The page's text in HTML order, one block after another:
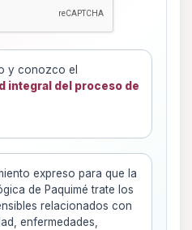
y conozco el
integral del proceso de
expreso para que la
de Paquimé trate los
relacionados con
enfermedades,